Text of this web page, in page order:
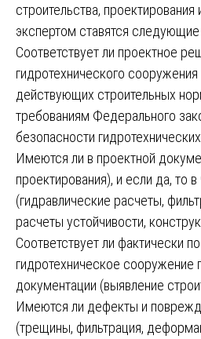
строительства,
экспертом ставятся
Соответствует ли проектное
гидротехнического
действующих строительных
требованиям Федерального
безопасности
Имеются ли в проектной
проектирования), и если да, то
(гидравлические расчеты,
расчеты устойчивости,
Соответствует ли фактически
гидротехническое сооружение
документации (выявление
Имеются ли дефекты и
(трещины, фильтрация,